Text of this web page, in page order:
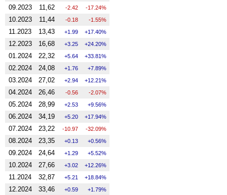
09.2023 11,62 -2.42 -17.24%
10.2023 11,44 -0.18 -1.55%
11.2023 13,43 1.99 17.40%
12.2023 16,68 3.25 24.20%
01.2024 22,32 5.64 33.81%
02.2024 24,08 1.76 7.89%
03.2024 27,02 2.94 12.21%
04.2024 26,46 -0.56 -2.07%
05.2024 28,99 2.53 9.56%
06.2024 34,19 5.20 17.94%
07.2024 23,22 -10.97 -32.09%
08.2024 23,35 0.13 0.56%
09.2024 24,64 1.29 5.52%
10.2024 27,66 3.02 12.26%
11.2024 32,87 5.21 18.84%
12.2024 33,46 0.59 1.79%